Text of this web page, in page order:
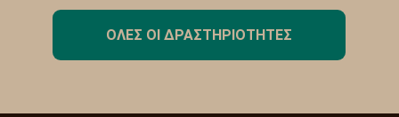
ΟΛΕΣ ΟΙ ΔΡΑΣΤΗΡΙΟΤΗΤΕΣ